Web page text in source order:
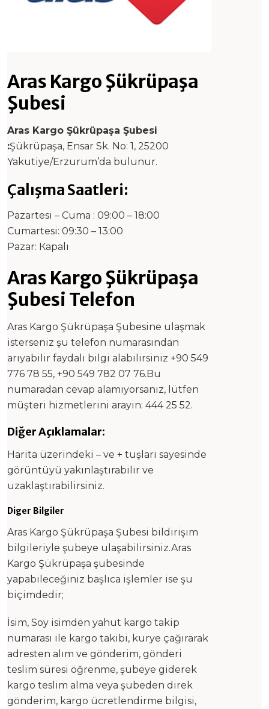
Aras Kargo Şükrüpaşa
Şubesi
Aras Kargo Şükrüpaşa Şubesi
:Şükrüpaşa, Ensar Sk. No: 1, 25200
Yakutiye/Erzurum’da bulunur.
Çalışma Saatleri:
Pazartesi – Cuma : 09:00 – 18:00
Cumartesi: 09:30 – 13:00
Pazar: Каpalı
Aras Kargo Şükrüpaşa
Şubesi Telefon
Aras Kargo Şükrüpaşa Şubesine ulaşmak
isterseniz şu telefon numarasından
arıyabilir faydalı bilgi alabilirsiniz +90 549
776 78 55, +90 549 782 07 76.Bu
numaradan cevap alamıyorsanız, lütfen
müşteri hizmetlerini arayin: 444 25 52.
Diğer Açıklamalar:
Harita üzerindeki – ve + tuşları sayesinde
görüntüyü yakınlaştırabilir ve
uzaklaştırabilirsiniz.
Diger Bilgiler
Aras Kargo Şükrüpaşa Şubesi bildirişim
bilgileriyle şubeye ulaşabilirsiniz.Aras
Kargo Şükrüpaşa şubesinde
yapabileceğiniz başlıca işlemler ise şu
biçimdedir;
İsim, Soy isimden yahut kargo takip
numarası ile kargo takibi, kurye çağırarak
adresten alım ve gönderim, gönderi
teslim süresi öğrenme, şubeye giderek
kargo teslim alma veya şubeden direk
gönderim, kargo ücretlendirme bilgisi,